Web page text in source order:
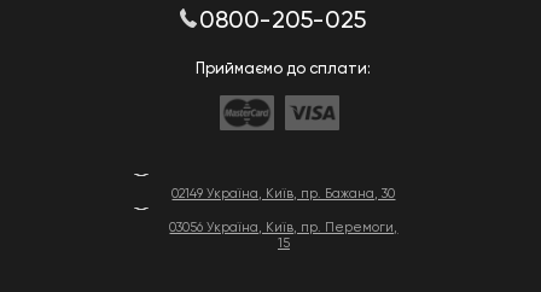
02149 Україна, Київ, пр. Бажана, 30
03056 Україна, Київ, пр. Перемоги,
15
0800-205-025
Приймаємо до сплати: